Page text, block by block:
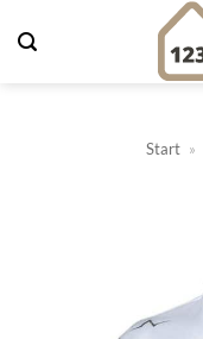
Inhalt
Start »